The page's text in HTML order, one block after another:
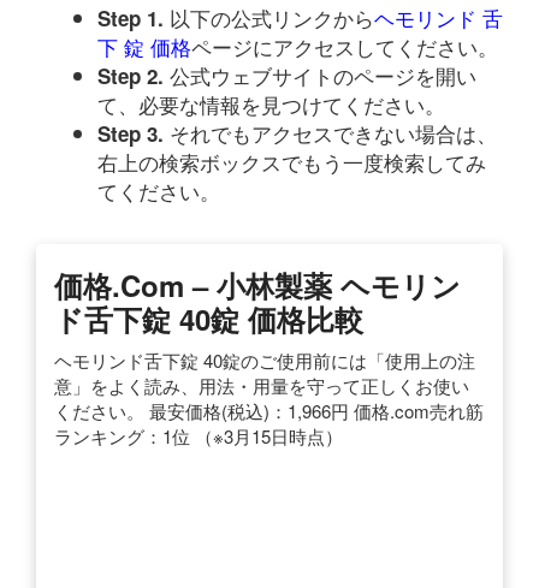
Step 1. 以下の公式リンクからヘモリンド 舌
下 錠 価格ページにアクセスしてください。
Step 2. 公式ウェブサイトのページを開い
て、必要な情報を見つけてください。
Step 3. それでもアクセスできない場合は、
右上の検索ボックスでもう一度検索してみ
てください。
価格.com – 小林製薬 ヘモリン
ド舌下錠 40錠 価格比較
ヘモリンド舌下錠 40錠のご使用前には「使用上の注
意」をよく読み、用法・用量を守って正しくお使い
ください。 最安価格(税込)：1,966円 価格.com売れ筋
ランキング：1位 （※3月15日時点）